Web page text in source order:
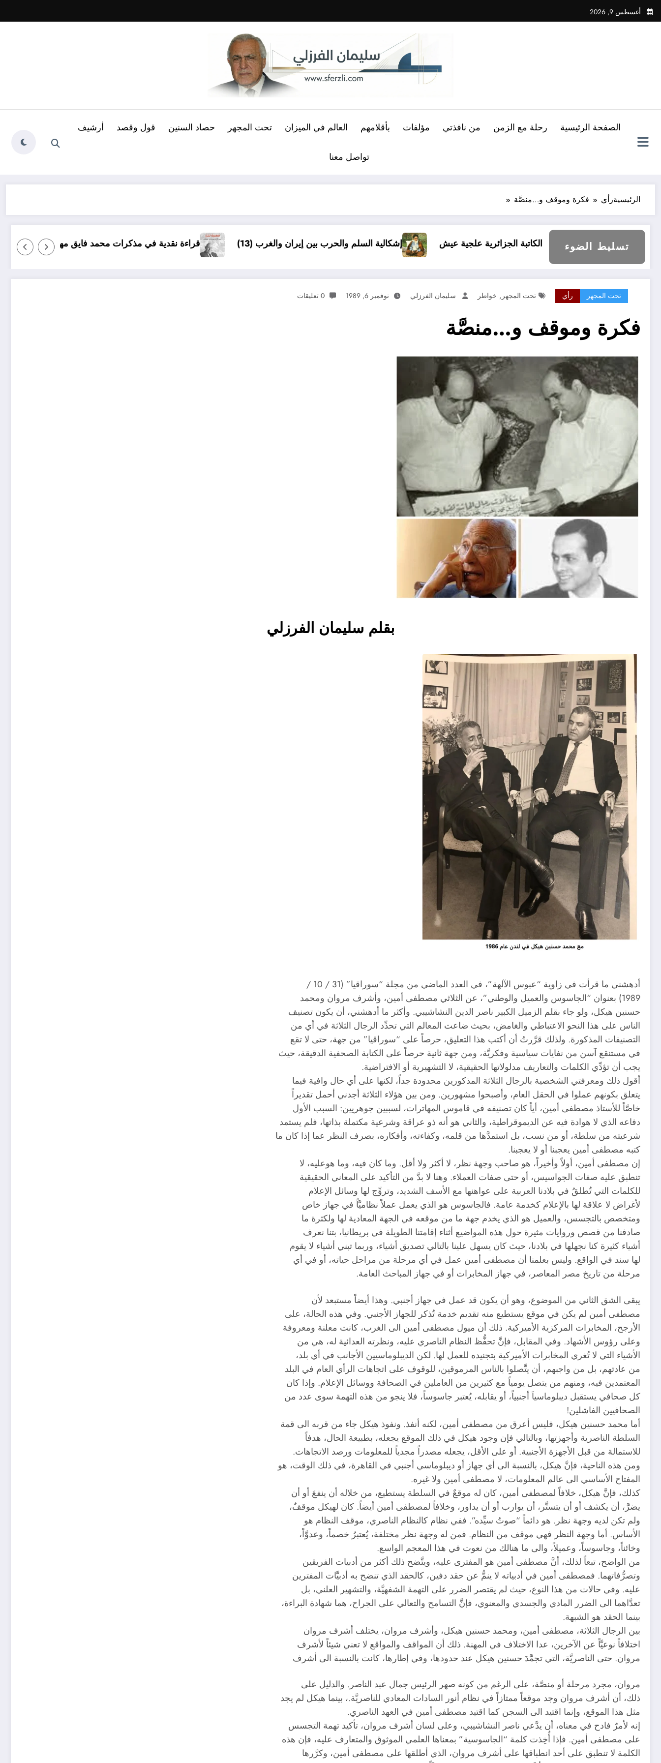
التجاوز
إلى
أغسطس 9, 2026
الصفحة الرئيسية رحلة مع الزمن من نافذتي مؤلفات بأقلامهم العالم في الميزان تحت المجهر حصاد السنين قول وقصد أرشيف
تواصل معنا
الرئيسيةرأي فكرة وموقف و…منصَّة
تسليط الضوء
آراء الكاتبة الجزائرية علجية عيش إشكالية السلم والحرب بين إيران والغرب (13) قراءة نقدية في مذكرات محمد فايق مهندس الاعلام الناصري تسامي جبران
تحت المجهر رأي تحت المجهر , خواطر سليمان الفرزلي نوفمبر 6, 1989 0 تعليقات
فكرة وموقف و…منصَّة
بقلم سليمان الفرزلي
أدهشني ما قرأت في زاوية “عبوس الآلهة”، في العدد الماضي من مجلة “سوراقيا” (31 / 10 /
1989) بعنوان “الجاسوس والعميل والوطني”، عن الثلاثي مصطفى أمين، وأشرف مروان ومحمد
حسنين هيكل، ولو جاء بقلم الزميل الكبير ناصر الدين النشاشيبي. وأكثر ما أدهشني، أن يكون تصنيف
الناس على هذا النحو الاعتباطي والغامض، بحيث ضاعت المعالم التي تحدِّد الرجال الثلاثة في أي من
التصنيفات المذكورة. ولذلك قرَّرتُ أن أكتب هذا التعليق، حرصاً على “سوراقيا” من جهة، حتى لا تقع
في مستنقع آسن من نفايات سياسية وفكريَّة، ومن جهة ثانية حرصاً على الكتابة الصحفية الدقيقة، حيث
يجب أن تؤدِّي الكلمات والتعاريف مدلولاتها الحقيقية، لا التشهيرية أو الافتراضية.
أقول ذلك ومعرفتي الشخصية بالرجال الثلاثة المذكورين محدودة جداً، لكنها على أي حال وافية فيما
يتعلق بكونهم عملوا في الحقل العام، وأصبحوا مشهورين. ومن بين هؤلاء الثلاثة أجدني أحمل تقديراً
خاصَّاً للأستاذ مصطفى أمين، أياً كان تصنيفه في قاموس المهاترات، لسببين جوهريين: السبب الأول
دفاعه الذي لا هوادة فيه عن الديموقراطية، والثاني هو أنه ذو عراقة وشرعية مكتملة بذاتها، فلم يستمد
شرعيته من سلطة، أو من نسب، بل استمدَّها من قلمه، وكفاءته، وأفكاره، بصرف النظر عما إذا كان ما
كتبه مصطفى أمين يعجبنا أو لا يعجبنا.
إن مصطفى أمين، أولاً وأخيراً، هو صاحب وجهة نظر، لا أكثر ولا أقل. وما كان فيه، وما هوعليه، لا
تنطبق عليه صفات الجواسيس، أو حتى صفات العملاء. وهنا لا بدَّ من التأكيد على المعاني الحقيقية
للكلمات التي تُطلقُ في بلادنا العربية على عواهنها مع الأسف الشديد، وتروِّج لها وسائل الإعلام
لأغراض لا علاقة لها بالإعلام كخدمة عامة. فالجاسوس هو الذي يعمل عملاً نظاميَّاً في جهاز خاص
ومتخصص بالتجسس، والعميل هو الذي يخدم جهة ما من موقعه في الجهة المعادية لها ولكثرة ما
صادفنا من قصص وروايات مثيرة حول هذه المواضيع أثناء إقامتنا الطويلة في بريطانيا، بتنا نعرف
أشياء كثيرة كنا نجهلها في بلادنا، حيث كان يسهل علينا بالتالي تصديق أشياء، وربما تبني أشياء لا يقوم
لها سند في الواقع. وليس بعلمنا أن مصطفى أمين عمل في أي مرحلة من مراحل حياته، أو في أي
مرحلة من تاريخ مصر المعاصر، في جهاز المخابرات أو في جهاز المباحث العامة.
يبقى الشق الثاني من الموضوع، وهو أن يكون قد عمل في جهاز أجنبي. وهذا أيضاً مستبعد لأن
مصطفى أمين لم يكن في موقع يستطيع منه تقديم خدمة تُذكر للجهاز الأجنبي. وفي هذه الحالة، على
الأرجح، المخابرات المركزية الأميركية. ذلك أن ميول مصطفى أمين الى الغرب، كانت معلنة ومعروفة
وعلى رؤوس الأشهاد. وفي المقابل، فإنَّ تحفُّظ النظام الناصري عليه، ونظرته العدائية له، هي من
الأشياء التي لا تُغري المخابرات الأميركية بتجنيده للعمل لها. لكن الديبلوماسيين الأجانب في أي بلد،
من عادتهم، بل من واجبهم، أن يتَّصلوا بالناس المرموقين، للوقوف على اتجاهات الرأي العام في البلد
المعتمدين فيه، ومنهم من يتصل يومياً مع كثيرين من العاملين في الصحافة ووسائل الإعلام. وإذا كان
كل صحافي يستقبل ديبلوماسياَ أجنبياً، أو يقابله، يُعتبر جاسوساً، فلا ينجو من هذه التهمة سوى عدد من
الصحافيين الفاشلين!
أما محمد حسنين هيكل، فليس أعرق من مصطفى أمين، لكنه أنفذ. ونفوذ هيكل جاء من قربه الى قمة
السلطة الناصرية وأجهزتها، وبالتالي فإن وجود هيكل في ذلك الموقع يجعله، بطبيعة الحال، هدفاً
للاستمالة من قبل الأجهزة الأجنبية. أو على الأقل، يجعله مصدراً مجدياً للمعلومات ورصد الاتجاهات.
ومن هذه الناحية، فإنَّ هيكل، بالنسبة الى أي جهاز أو ديبلوماسي أجنبي في القاهرة، في ذلك الوقت، هو
المفتاح الأساسي الى عالم المعلومات، لا مصطفى أمين ولا غيره.
كذلك، فإنَّ هيكل، خلافاً لمصطفى أمين، كان له موقعٌ في السلطة يستطيع، من خلاله أن ينفعَ أو أن
يضرَّ، أن يكشف أو أن يتستَّر، أن يوارب أو أن يداور، وخلافاً لمصطفى أمين أيضاً. كان لهيكل موقفٌ،
ولم تكن لديه وجهة نظر. هو دائماً “صوتُ سيِّده”. ففي نظام كالنظام الناصري، موقف النظام هو
الأساس. أما وجهة النظر فهي موقف من النظام. فمن له وجهة نظر مختلفة، يُعتبرُ خصماً، وعدوَّاً،
وخائناً، وجاسوساً، وعميلاً، والى ما هنالك من نعوت في هذا المعجم الواسع.
من الواضح، تبعاً لذلك، أنَّ مصطفى أمين هو المفترى عليه، ويتَّضح ذلك أكثر من أدبيات الفريقين
وتصرُّفاتهما. فمصطفى أمين في أدبياته لا ينمُّ عن حقد دفين، كالحقد الذي تنضح به أدبيَّات المفترين
عليه. وفي حالات من هذا النوع، حيث لم يقتصر الضرر على التهمة الشفهيَّة، والتشهير العلني، بل
تعدَّاهما الى الضرر المادي والجسدي والمعنوي، فإنَّ التسامح والتعالي على الجراح، هما شهادة البراءة،
بينما الحقد هو الشبهة.
بين الرجال الثلاثة، مصطفى أمين، ومحمد حسنين هيكل، وأشرف مروان، يختلف أشرف مروان
اختلافاً نوعيَّاً عن الآخرين، عدا الاختلاف في المهنة. ذلك أن المواقف والمواقع لا تعني شيئاً لأشرف
مروان. حتى الناصريَّة، التي تجمَّدَ حسنين هيكل عند حدودها، وفي إطارها، كانت بالنسبة الى أشرف
مروان، مجرد مرحلة أو منصَّة، على الرغم من كونه صهر الرئيس جمال عبد الناصر. والدليل على
ذلك، أن أشرف مروان وجد موقعاً ممتازاً في نظام أنور السادات المعادي للناصريَّة.، بينما هيكل لم يجد
مثل هذا الموقع، وإنما اقتيد الى السجن كما اقتيد مصطفى أمين في العهد الناصري.
إنه لأمرٌ فادح في معناه، أن يدَّعي ناصر النشاشيبي، وعلى لسان أشرف مروان، تأكيد تهمة التجسس
على مصطفى أمين. فإذا أُخِذت كلمة “الجاسوسية” بمعناها العلمي الموثوق والمتعارف عليه، فإن هذه
الكلمة لا تنطبق على أحد انطباقها على أشرف مروان، الذي أطلقها على مصطفى أمين، وكرَّرها